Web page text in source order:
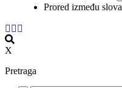
Prored između slova
X
Pretraga